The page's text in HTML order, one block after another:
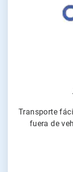
Transporte
fuera de